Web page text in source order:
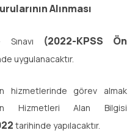
Alınması
Sınavı
(2022-KPSS Ön
uygulanacaktır.
hizmetlerinde görev almak
Hizmetleri Alan Bilgisi
tarihinde yapılacaktır.